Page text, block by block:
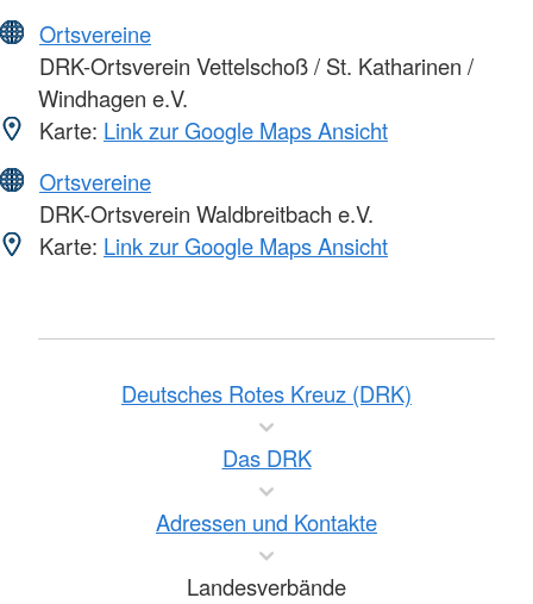
Ortsvereine
DRK-Ortsverein Vettelschoß / St. Katharinen /
Windhagen e.V.
Karte: Link zur Google Maps Ansicht
Ortsvereine
DRK-Ortsverein Waldbreitbach e.V.
Karte: Link zur Google Maps Ansicht
Deutsches Rotes Kreuz (DRK)
Das DRK
Adressen und Kontakte
Landesverbände